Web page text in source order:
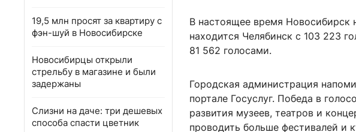
19,5 млн просят за квартиру с
фэн-шуй в Новосибирске
Новосибирцы открыли
стрельбу в магазине и были
задержаны
Слизни на даче: три дешевых
способа спасти цветник
В настоящее время Новосибирск
находится Челябинск с 103 223
81 562 голосами.
Городская администрация
портале Госуслуг. Победа в
развития музеев, театров и
проводить больше фестивалей и